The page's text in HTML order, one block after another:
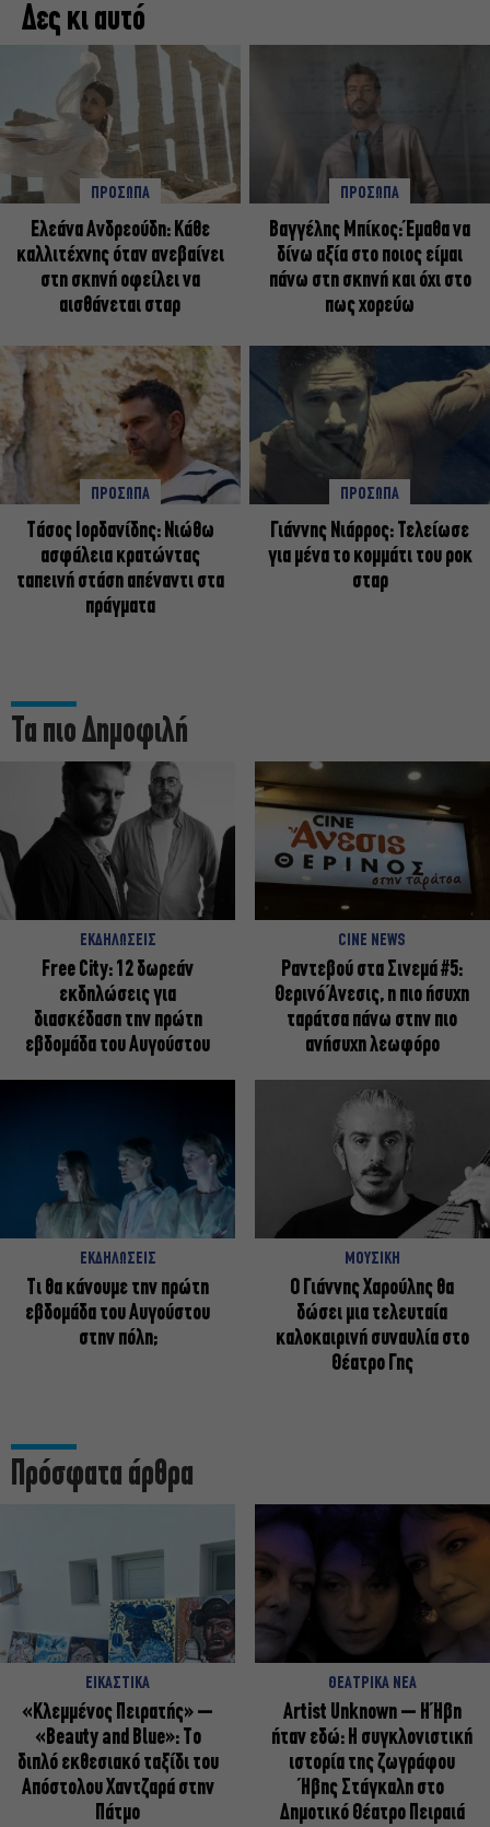
Δες κι αυτό
ΠΡΟΣΩΠΑ
Ελεάνα Ανδρεούδη: Κάθε
καλλιτέχνης όταν ανεβαίνει
στη σκηνή οφείλει να
αισθάνεται σταρ
ΠΡΟΣΩΠΑ
Βαγγέλης Μπίκος: Έμαθα να
δίνω αξία στο ποιος είμαι
πάνω στη σκηνή και όχι στο
πως χορεύω
ΠΡΟΣΩΠΑ
Tάσος Ιορδανίδης: Νιώθω
ασφάλεια κρατώντας
ταπεινή στάση απέναντι στα
πράγματα
ΠΡΟΣΩΠΑ
Γιάννης Νιάρρος: Τελείωσε
για μένα το κομμάτι του ροκ
σταρ
Τα πιο Δημοφιλή
ΕΚΔΗΛΩΣΕΙΣ
Free City: 12 δωρεάν
εκδηλώσεις για
διασκέδαση την πρώτη
εβδομάδα του Αυγούστου
CINE NEWS
Ραντεβού στα Σινεμά #5:
Θερινό Άνεσις, η πιο ήσυχη
ταράτσα πάνω στην πιο
ανήσυχη λεωφόρο
ΕΚΔΗΛΩΣΕΙΣ
Τι θα κάνουμε την πρώτη
εβδομάδα του Αυγούστου
στην πόλη;
ΜΟΥΣΙΚΗ
Ο Γιάννης Χαρούλης θα
δώσει μια τελευταία
καλοκαιρινή συναυλία στο
Θέατρο Γης
Πρόσφατα άρθρα
ΕΙΚΑΣΤΙΚΑ
«Κλεμμένος Πειρατής» –
«Beauty and Blue»: Το
διπλό εκθεσιακό ταξίδι του
Απόστολου Χαντζαρά στην
Πάτμο
ΘΕΑΤΡΙΚΑ ΝΕΑ
Artist Unknown – Η Ήβη
ήταν εδώ: Η συγκλονιστική
ιστορία της ζωγράφου
Ήβης Στάγκαλη στο
Δημοτικό Θέατρο Πειραιά